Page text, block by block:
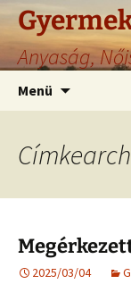
Anyaság,
Menü
2025/03/04